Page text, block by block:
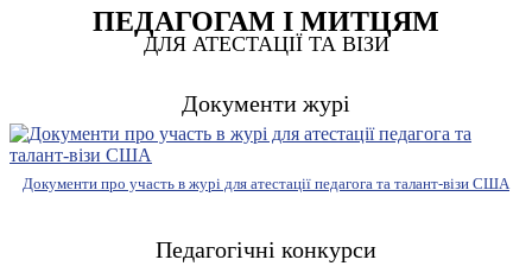
ПЕДАГОГАМ І МИТЦЯМ
ДЛЯ АТЕСТАЦІЇ ТА ВІЗИ
Документи журі
Документи про участь в журі для атестації педагога та талант-візи США
Педагогічні конкурси